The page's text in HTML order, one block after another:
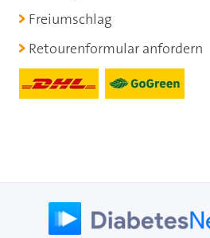
Freiumschlag
Retourenformular anfordern